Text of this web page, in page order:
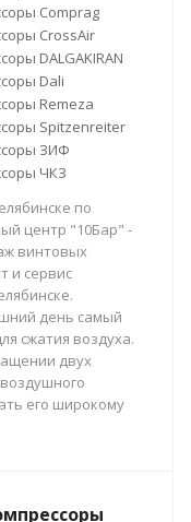
Comprag
CrossAir
DALGAKIRAN
Dali
Remeza
Spitzenreiter
ЗИФ
ЧКЗ
по
центр "10Бар" -
винтовых
и сервис
день самый
сжатия воздуха.
двух
его широкому